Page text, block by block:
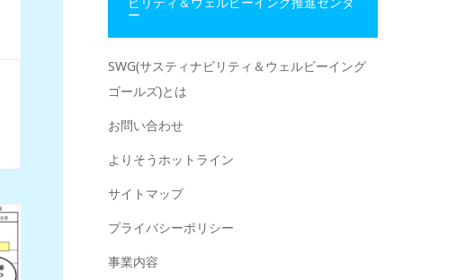
ー
SWG(サスティナビリティ＆ウェルビーイング
ゴールズ)とは
お問い合わせ
よりそうホットライン
サイトマップ
プライバシーポリシー
事業内容